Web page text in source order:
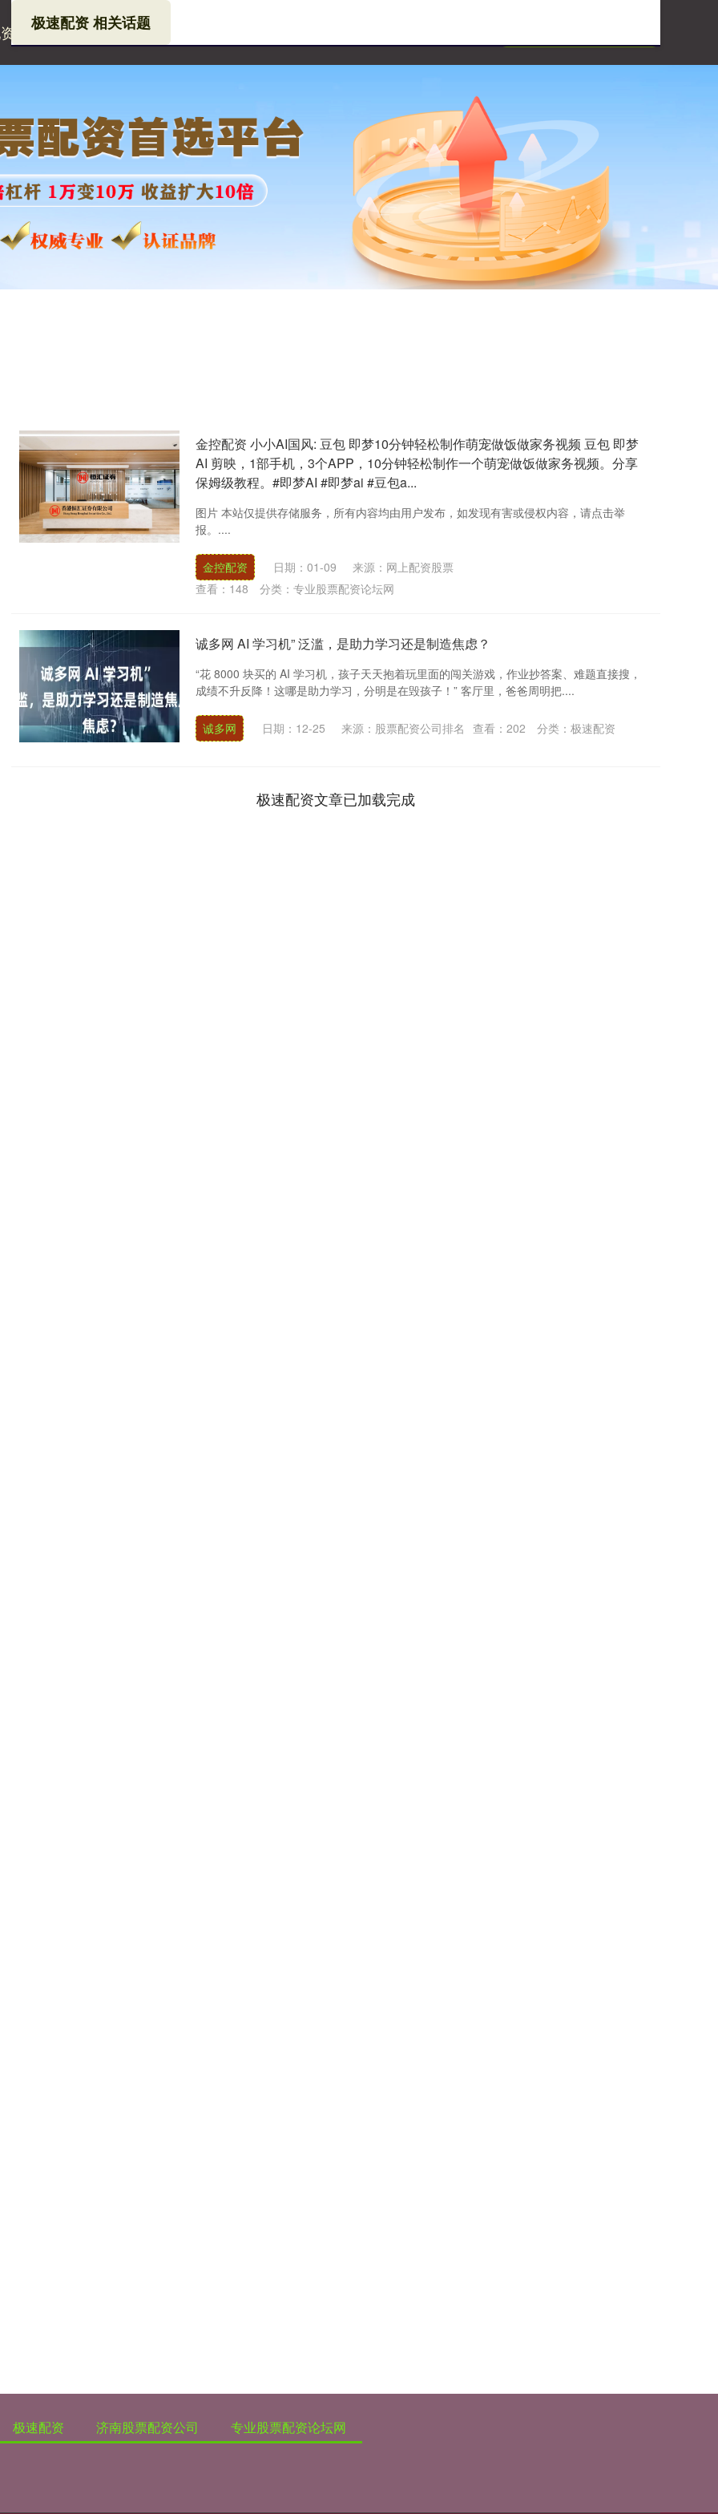
济南股票配资公司
极速配资 相关话题
金控配资 小小AI国风: 豆包 即梦10分钟轻松制作萌宠做饭做家务视频 豆包 即梦
AI 剪映，1部手机，3个APP，10分钟轻松制作一个萌宠做饭做家务视频。分享
保姆级教程。#即梦AI #即梦ai #豆包a...
图片 本站仅提供存储服务，所有内容均由用户发布，如发现有害或侵权内容，请点击举
报。....
金控配资 日期：01-09
来源：网上配资股票
查看： 148 分类： 专业股票配资论坛网
诚多网 AI 学习机” 泛滥，是助力学习还是制造焦虑？
“花 8000 块买的 AI 学习机，孩子天天抱着玩里面的闯关游戏，作业抄答案、难题直接搜，
成绩不升反降！这哪是助力学习，分明是在毁孩子！” 客厅里，爸爸周明把....
诚多网 日期：12-25 来源：股票配资公司排名 查看： 202 分类： 极速配资
极速配资文章已加载完成
极速配资 济南股票配资公司 专业股票配资论坛网